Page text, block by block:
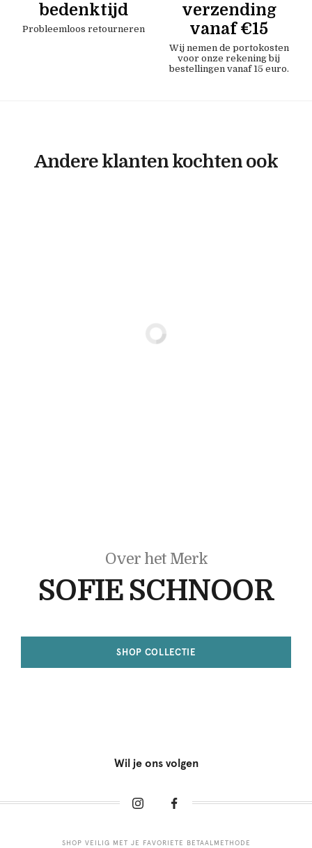
bedenktijd
Probleemloos retourneren
verzending
vanaf €15
Wij nemen de portokosten
voor onze rekening bij
bestellingen vanaf 15 euro.
Andere klanten kochten ook
Over het Merk
SOFIE SCHNOOR
SHOP COLLECTIE
Wil je ons volgen
SHOP VEILIG MET JE FAVORIETE BETAALMETHODE